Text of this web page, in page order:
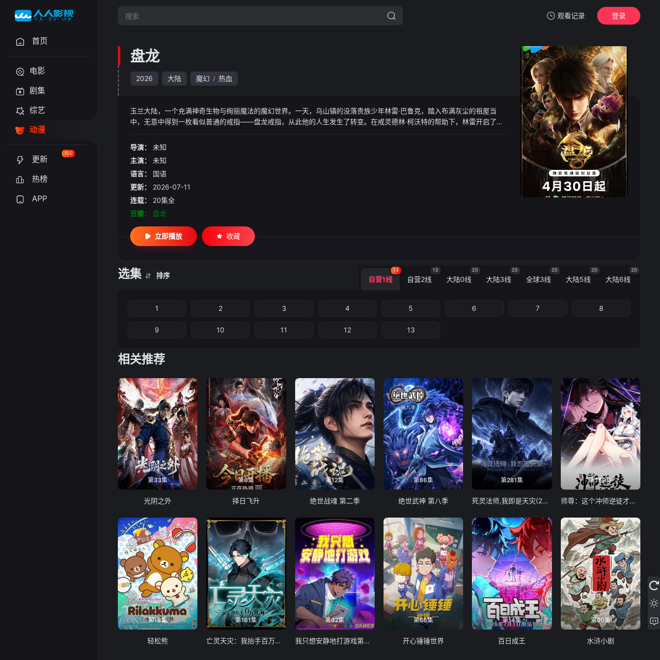
观看记录
暂无观看影片的记录
登录
首页
电影
剧集
综艺
动漫
更新
100
热榜
APP
盘龙
2026 大陆 魔幻 / 热血
玉兰大陆，一个充满神奇生物与绚丽魔法的魔幻世界。一天，乌山镇的没落贵族少年林雷·巴鲁克，踏入布满灰尘的祖屋当
中，无意中得到一枚看似普通的戒指——盘龙戒指，从此他的人生发生了转变。在戒灵德林·柯沃特的帮助下，林雷开启了自
次次游走于生死之间的磨砺中，一步步走向强者巅峰。
导演：
未知
主演：
未知
语言：
国语
更新：
2026-07-11
连载：
20集全
豆瓣：
盘龙
立即播放 收藏
选集 排序 自营1线
13
自营2线
13
大陆0线
20
大陆3线
20
全球3线
20
大陆5线
20
大陆6线
20
1 2 3 4 5 6 7 8
9 10 11 12 13
相关推荐
第33集
光阴之外
第6集
择日飞升
第12集
绝世战魂 第二季
第86集
绝世武神 第八季
第281集
死灵法师,我即是天灾(2026)
第189集
师尊：这个冲师逆徒才不是圣子 动态漫画
第19集
轻松熊
第161集
亡灵天灾：我抬手百万骨海 动态漫
第92集
我只想安静地打游戏第二季
第66集
开心锤锤世界
第14集
百日成王
第60集
水浒小剧